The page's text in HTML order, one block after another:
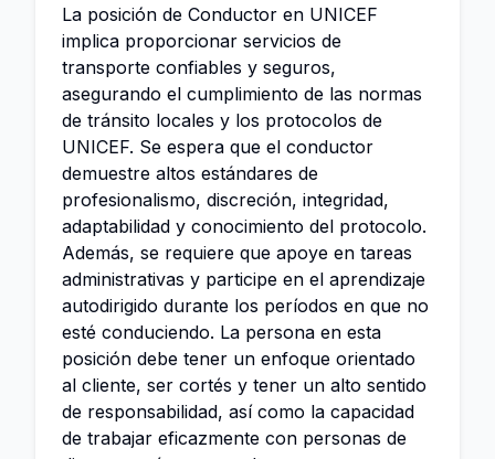
La posición de Conductor en UNICEF
implica proporcionar servicios de
transporte confiables y seguros,
asegurando el cumplimiento de las normas
de tránsito locales y los protocolos de
UNICEF. Se espera que el conductor
demuestre altos estándares de
profesionalismo, discreción, integridad,
adaptabilidad y conocimiento del protocolo.
Además, se requiere que apoye en tareas
administrativas y participe en el aprendizaje
autodirigido durante los períodos en que no
esté conduciendo. La persona en esta
posición debe tener un enfoque orientado
al cliente, ser cortés y tener un alto sentido
de responsabilidad, así como la capacidad
de trabajar eficazmente con personas de